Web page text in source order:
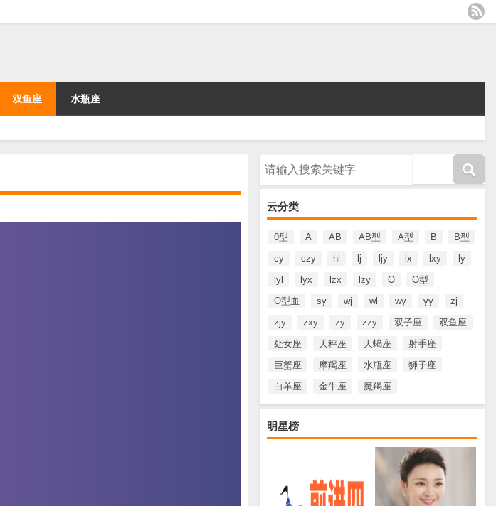
双鱼座 水瓶座
云分类
0型 A AB AB型 A型 B
B型
cy
czy hl lj ljy lx lxy
ly
lyl
lyx lzx lzy O
O型
O型血
sy wj wl wy yy
zj
zjy
zxy zy zzy 双子座
双鱼座
处女座
天秤座 天蝎座
射手座
巨蟹座
摩羯座 水瓶座
狮子座
白羊座
金牛座 魔羯座
明星榜